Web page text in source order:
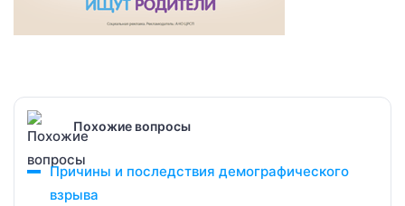
Похожие вопросы
Причины и последствия демографического
взрыва